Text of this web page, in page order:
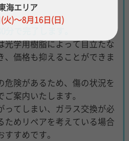
光学用樹脂によって目立たな
、価格も抑えることができま
危険があるため、傷の状況を
案内いたします。
ってしまい、ガラス交換が必
ためリペアを考えている場合
すめです。
海エリア
火)～8月16日(日)